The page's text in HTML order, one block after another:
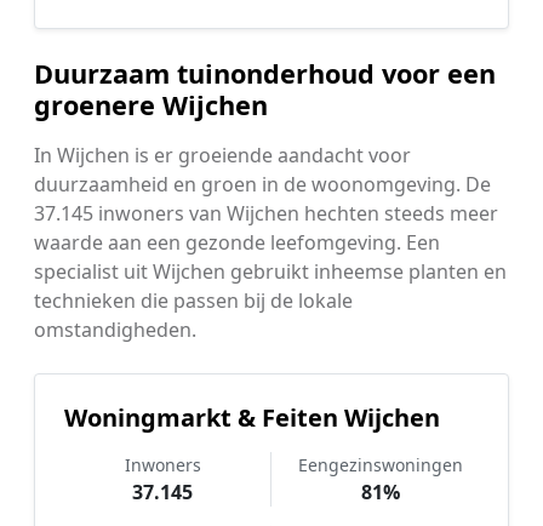
Duurzaam tuinonderhoud voor een
groenere Wijchen
In Wijchen is er groeiende aandacht voor
duurzaamheid en groen in de woonomgeving. De
37.145 inwoners van Wijchen hechten steeds meer
waarde aan een gezonde leefomgeving. Een
specialist uit Wijchen gebruikt inheemse planten en
technieken die passen bij de lokale
omstandigheden.
Woningmarkt & Feiten Wijchen
Inwoners
37.145
Eengezinswoningen
81%